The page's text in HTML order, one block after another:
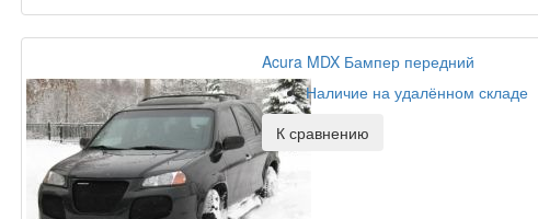
Acura MDX Бампер передний
Наличие на удалённом складе
К сравнению